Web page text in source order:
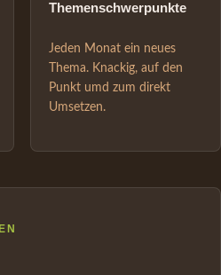
Themenschwerpunkte
Jeden Monat ein neues
Thema. Knackig, auf den
Punkt umd zum direkt
Umsetzen.